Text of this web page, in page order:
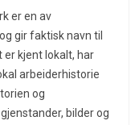
er en av
gir faktisk navn til
er kjent lokalt, har
arbeiderhistorie
og
bilder og